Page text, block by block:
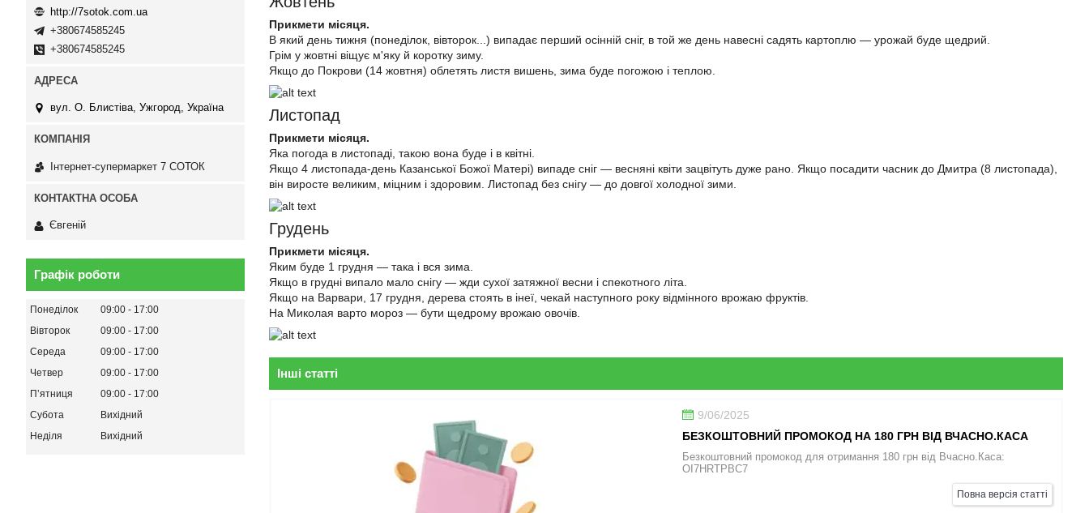
Прикмети місяця.
В який день тижня (понеділок, вівторок...) випадає перший осінній сніг, в той же день навесні садять картоплю — урожай буде щедрий.
Грім у жовтні віщує м'яку й коротку зиму.
Якщо до Покрови (14 жовтня) облетять листя вишень, зима буде погожою і теплою.
Листопад
Прикмети місяця.
Яка погода в листопаді, такою вона буде і в квітні.
Якщо 4 листопада-день Казанської Божої Матері) випаде сніг — весняні квіти зацвітуть дуже рано. Якщо посадити часник до Дмитра (8 листопада),
він виросте великим, міцним і здоровим. Листопад без снігу — до довгої холодної зими.
Грудень
Прикмети місяця.
Яким буде 1 грудня — така і вся зима.
Якщо в грудні випало мало снігу — жди сухої затяжної весни і спекотного літа.
Якщо на Варвари, 17 грудня, дерева стоять в інеї, чекай наступного року відмінного врожаю фруктів.
На Миколая варто мороз — бути щедрому врожаю овочів.
Інші статті
9/06/2025
БЕЗКОШТОВНИЙ ПРОМОКОД НА 180 ГРН ВІД ВЧАСНО.КАСА
Безкоштовний промокод для отримання 180 грн від Вчасно.Каса:
OI7HRTPBC7
Повна версія статті
http://7sotok.com.ua
+380674585245
+380674585245
вул. О. Блистіва, Ужгород, Україна
Інтернет-супермаркет 7 СОТОК
Євгеній
Графік роботи
Понеділок 09:00
17:00
Вівторок
09:00
17:00
Середа
09:00
17:00
Четвер
09:00
17:00
Пʼятниця
09:00
17:00
Субота
Вихідний
Неділя
Вихідний